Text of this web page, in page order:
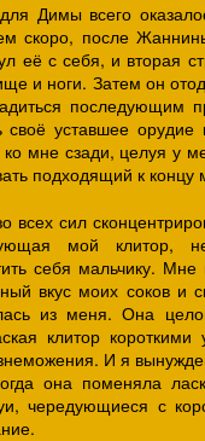
Димы всего
скоро, после
её с себя, и вторая
и ноги. Затем он
последующим
своё уставшее орудие
мне сзади, целуя у
подходящий к концу
всех сил
мой клитор,
себя мальчику. Мне
вкус моих соков и
из меня. Она
клитор короткими
И я
она поменяла
чередующиеся с